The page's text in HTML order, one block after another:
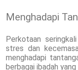
Menghadapi
Perkotaan
stres dan
menghadapi
berbagai ibadah